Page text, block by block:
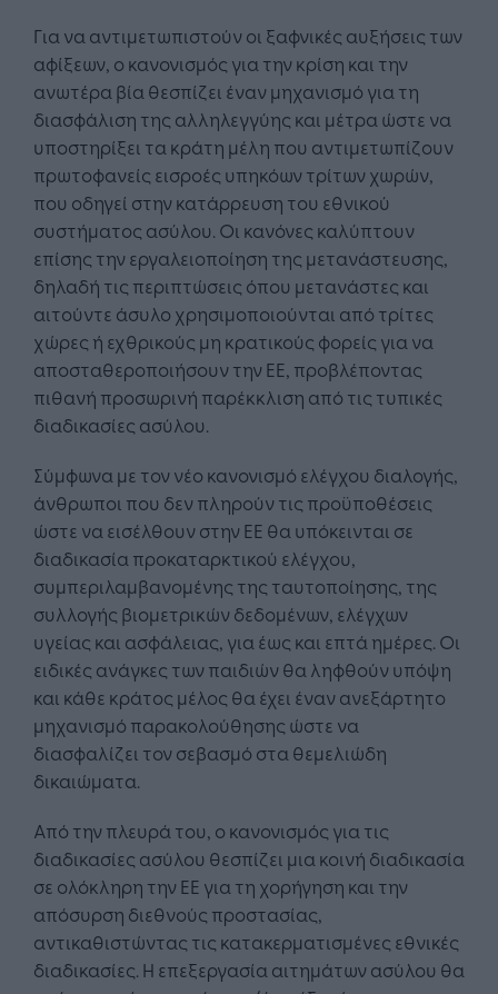
Για να αντιμετωπιστούν οι ξαφνικές αυξήσεις των
αφίξεων, ο κανονισμός για την κρίση και την
ανωτέρα βία θεσπίζει έναν μηχανισμό για τη
διασφάλιση της αλληλεγγύης και μέτρα ώστε να
υποστηρίξει τα κράτη μέλη που αντιμετωπίζουν
πρωτοφανείς εισροές υπηκόων τρίτων χωρών,
που οδηγεί στην κατάρρευση του εθνικού
συστήματος ασύλου. Οι κανόνες καλύπτουν
επίσης την εργαλειοποίηση της μετανάστευσης,
δηλαδή τις περιπτώσεις όπου μετανάστες και
αιτούντε άσυλο χρησιμοποιούνται από τρίτες
χώρες ή εχθρικούς μη κρατικούς φορείς για να
αποσταθεροποιήσουν την ΕΕ, προβλέποντας
πιθανή προσωρινή παρέκκλιση από τις τυπικές
διαδικασίες ασύλου.
Σύμφωνα με τον νέο κανονισμό ελέγχου διαλογής,
άνθρωποι που δεν πληρούν τις προϋποθέσεις
ώστε να εισέλθουν στην ΕΕ θα υπόκεινται σε
διαδικασία προκαταρκτικού ελέγχου,
συμπεριλαμβανομένης της ταυτοποίησης, της
συλλογής βιομετρικών δεδομένων, ελέγχων
υγείας και ασφάλειας, για έως και επτά ημέρες. Οι
ειδικές ανάγκες των παιδιών θα ληφθούν υπόψη
και κάθε κράτος μέλος θα έχει έναν ανεξάρτητο
μηχανισμό παρακολούθησης ώστε να
διασφαλίζει τον σεβασμό στα θεμελιώδη
δικαιώματα.
Από την πλευρά του, ο κανονισμός για τις
διαδικασίες ασύλου θεσπίζει μια κοινή διαδικασία
σε ολόκληρη την ΕΕ για τη χορήγηση και την
απόσυρση διεθνούς προστασίας,
αντικαθιστώντας τις κατακερματισμένες εθνικές
διαδικασίες. Η επεξεργασία αιτημάτων ασύλου θα